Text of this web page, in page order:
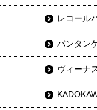
レコール
バンタン
ヴィーナ